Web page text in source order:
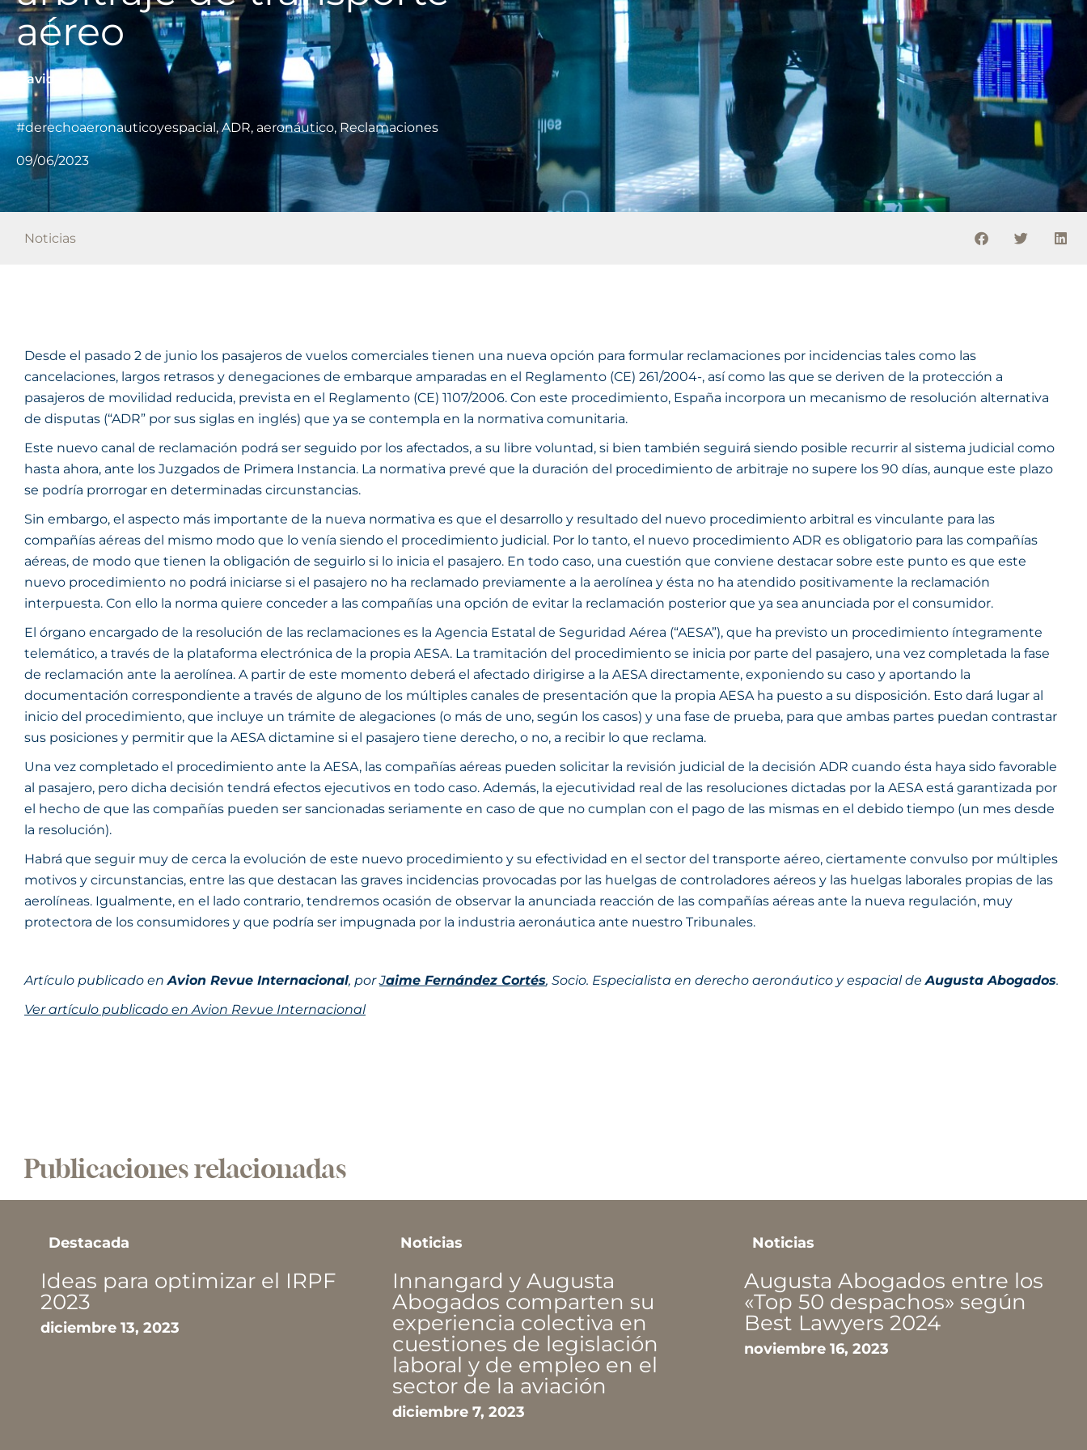
aéreo
David
#derechoaeronauticoyespacial,ADR, aeronáutico, Reclamaciones
09/06/2023
Noticias
Desde el pasado 2 de junio los pasajeros de vuelos comerciales tienen una nueva opción para formular reclamaciones por incidencias tales como las
cancelaciones, largos retrasos y denegaciones de embarque amparadas en el Reglamento (CE) 261/2004-, así como las que se deriven de la protección a
pasajeros de movilidad reducida, prevista en el Reglamento (CE) 1107/2006. Con este procedimiento, España incorpora un mecanismo de resolución alternativa
de disputas (“ADR” por sus siglas en inglés) que ya se contempla en la normativa comunitaria.
Este nuevo canal de reclamación podrá ser seguido por los afectados, a su libre voluntad, si bien también seguirá siendo posible recurrir al sistema judicial como
hasta ahora, ante los Juzgados de Primera Instancia. La normativa prevé que la duración del procedimiento de arbitraje no supere los 90 días, aunque este plazo
se podría prorrogar en determinadas circunstancias.
Sin embargo, el aspecto más importante de la nueva normativa es que el desarrollo y resultado del nuevo procedimiento arbitral es vinculante para las
compañías aéreas del mismo modo que lo venía siendo el procedimiento judicial. Por lo tanto, el nuevo procedimiento ADR es obligatorio para las compañías
aéreas, de modo que tienen la obligación de seguirlo si lo inicia el pasajero. En todo caso, una cuestión que conviene destacar sobre este punto es que este
nuevo procedimiento no podrá iniciarse si el pasajero no ha reclamado previamente a la aerolínea y ésta no ha atendido positivamente la reclamación
interpuesta. Con ello la norma quiere conceder a las compañías una opción de evitar la reclamación posterior que ya sea anunciada por el consumidor.
El órgano encargado de la resolución de las reclamaciones es la Agencia Estatal de Seguridad Aérea (“AESA”), que ha previsto un procedimiento íntegramente
telemático, a través de la plataforma electrónica de la propia AESA. La tramitación del procedimiento se inicia por parte del pasajero, una vez completada la fase
de reclamación ante la aerolínea. A partir de este momento deberá el afectado dirigirse a la AESA directamente, exponiendo su caso y aportando la
documentación correspondiente a través de alguno de los múltiples canales de presentación que la propia AESA ha puesto a su disposición. Esto dará lugar al
inicio del procedimiento, que incluye un trámite de alegaciones (o más de uno, según los casos) y una fase de prueba, para que ambas partes puedan contrastar
sus posiciones y permitir que la AESA dictamine si el pasajero tiene derecho, o no, a recibir lo que reclama.
Una vez completado el procedimiento ante la AESA, las compañías aéreas pueden solicitar la revisión judicial de la decisión ADR cuando ésta haya sido favorable
al pasajero, pero dicha decisión tendrá efectos ejecutivos en todo caso. Además, la ejecutividad real de las resoluciones dictadas por la AESA está garantizada por
el hecho de que las compañías pueden ser sancionadas seriamente en caso de que no cumplan con el pago de las mismas en el debido tiempo (un mes desde
la resolución).
Habrá que seguir muy de cerca la evolución de este nuevo procedimiento y su efectividad en el sector del transporte aéreo, ciertamente convulso por múltiples
motivos y circunstancias, entre las que destacan las graves incidencias provocadas por las huelgas de controladores aéreos y las huelgas laborales propias de las
aerolíneas. Igualmente, en el lado contrario, tendremos ocasión de observar la anunciada reacción de las compañías aéreas ante la nueva regulación, muy
protectora de los consumidores y que podría ser impugnada por la industria aeronáutica ante nuestro Tribunales.
Artículo publicado enAvion Revue Internacional, porJaime Fernández Cortés, Socio. Especialista en derecho aeronáutico y espacial deAugusta Abogados.
Ver artículo publicado en Avion Revue Internacional
Publicaciones relacionadas
Noticias
Innangard y Augusta
Abogados comparten su
experiencia colectiva en
cuestiones de legislación
Noticias
Augusta Abogados entre los
«Top 50 despachos» según
Best Lawyers 2024
noviembre 16, 2023
Noticias
The new frontier: la
fiscalidad de la fabricación
en el espacio
septiembre 12, 2023